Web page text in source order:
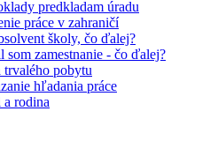
predkladam úradu
práce v zahraničí
školy, čo ďalej?
som zamestnanie - čo ďalej?
trvalého pobytu
hľadania práce
a rodina